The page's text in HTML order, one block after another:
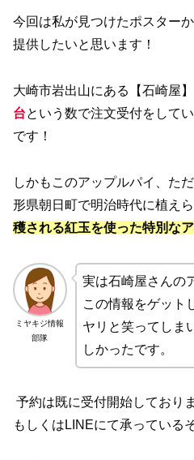
今回は私が見つけたポスター
提供したいと思います！
大崎市岩出山にある【石崎屋
台という数で注文受付をして
です！
しかもこのアップルパイ、た
形県朝日町で明治時代に植え
穫される紅玉を使った特別な
ミヤキジ情報
部隊
実は石崎屋さんの
この情報をゲット
ヤリと笑ってしま
しかったです。
予約は既に受付開始しており
もしくはLINEにて承っている